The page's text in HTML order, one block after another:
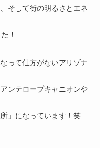
そして街の明るさとエネ
！
って仕方がないアリゾナ
ンテロープキャニオンや
」になっています！笑